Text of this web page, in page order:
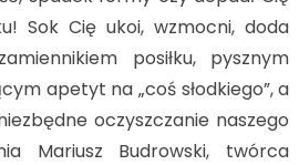
Sok Cię ukoi, wzmocni, doda
posiłku, pysznym
apetyt na „coś słodkiego”, a
oczyszczanie naszego
Mariusz Budrowski, twórca